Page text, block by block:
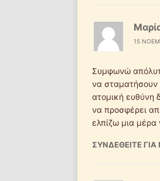
15
Συμφωνώ
να σταματήσουν
ατομική ευθύνη
να προσφέρει
ελπίζω μια
ΣΥΝΔΕΘΕΊΤΕ